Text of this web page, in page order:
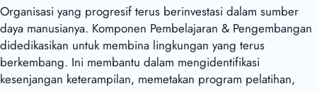
Organisasi yang progresif terus berinvestasi dalam sumber
daya manusianya. Komponen Pembelajaran & Pengembangan
didedikasikan untuk membina lingkungan yang terus
berkembang. Ini membantu dalam mengidentifikasi
kesenjangan keterampilan, memetakan program pelatihan,